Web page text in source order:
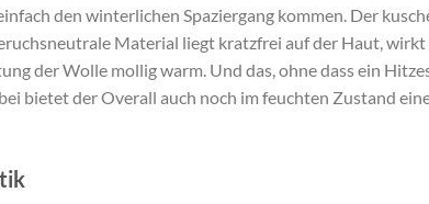
den winterlichen Spaziergang kommen. Der
Material liegt kratzfrei auf der Haut,
der Wolle mollig warm. Und das, ohne dass ein
bietet der Overall auch noch im feuchten Zustand